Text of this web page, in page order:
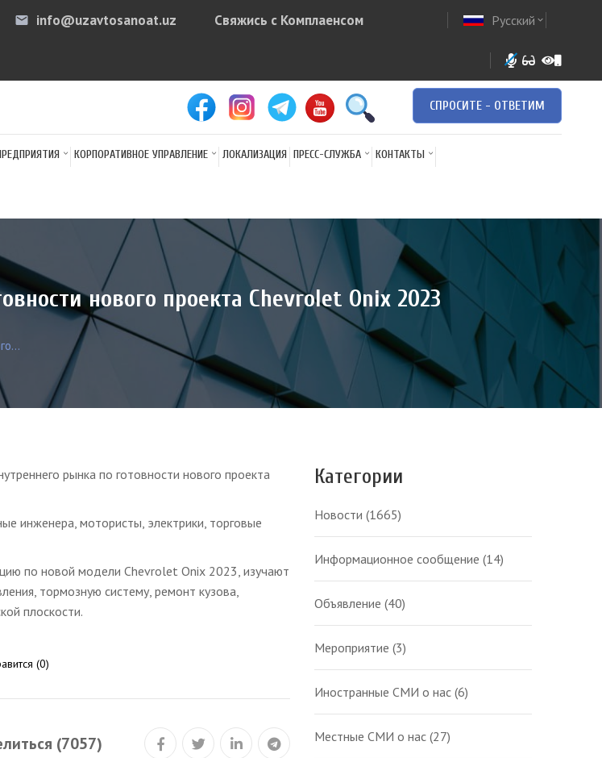
email info@uzavtosanoat.uz arrow
Свяжись с Комплаенсом Русский expand_more
СПРОСИТЕ - ОТВЕТИМ
КОРПОРАТИВНОЕ УПРАВЛЕНИЕ ЛОКАЛИЗАЦИЯ ПРЕСС-СЛУЖБА КОНТАКТЫ
нового проекта Chevrolet Onix 2023
рынка по готовности нового проекта
инженера, мотористы, электрики, торговые
по новой модели Chevrolet Onix 2023, изучают
тормозную систему, ремонт кузова,
плоскости.
(0)
(7057)
Категории
Новости (1665)
Информационное сообщение (14)
Объявление (40)
Мероприятие (3)
Иностранные СМИ о нас (6)
Местные СМИ о нас (27)